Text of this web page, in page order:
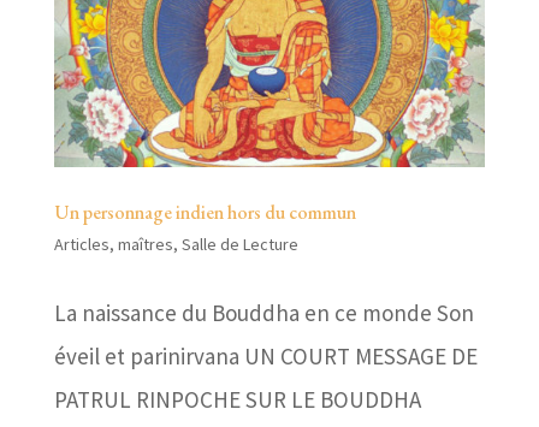
Un personnage indien hors du commun
Articles, maîtres, Salle de Lecture
La naissance du Bouddha en ce monde Son
éveil et parinirvana UN COURT MESSAGE DE
PATRUL RINPOCHE SUR LE BOUDDHA